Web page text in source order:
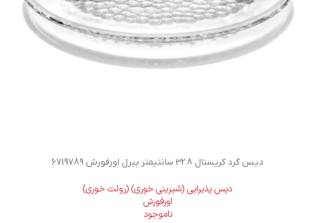
دیس گرد کریستال 32.8 سانتیمتر پیرل اورفورش 6719789
دیس پذیرایی (شیرینی خوری) (رولت خوری)
اورفورش
ناموجود